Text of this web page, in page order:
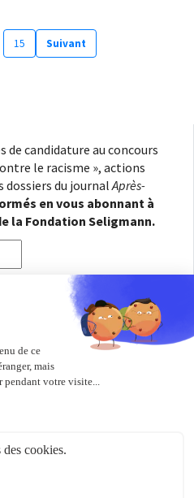
15 Suivant
candidature au concours
le racisme », actions
dossiers du journalAprès-
en vous abonnant à
la Fondation Seligmann.
électronique, vous
de la Fondation
à notre
politique de
possible de vous